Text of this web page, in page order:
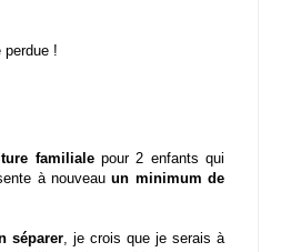
perdue !
familialepour 2 enfants qui
à nouveauun minimum de
séparer, je crois que je serais à